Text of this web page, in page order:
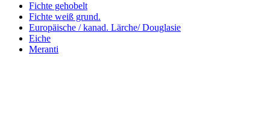
Fichte gehobelt
Fichte weiß grund.
Europäische / kanad. Lärche/ Douglasie
Eiche
Meranti